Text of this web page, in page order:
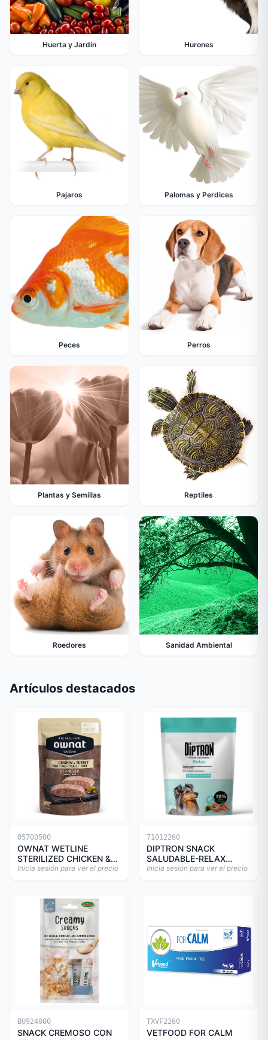
Huerta y Jardin Hurones
Pajaros Palomas y Perdices
Peces Perros
Plantas y Semillas Reptiles
Roedores Sanidad Ambiental
Artículos destacados
05700500
OWNAT WETLINE
STERILIZED CHICKEN &
TURKEY CAT 85gr
Inicia sesión para ver el precio
71012260
DIPTRON SNACK
SALUDABLE-RELAX
150GR
Inicia sesión para ver el precio
BU924000
SNACK CREMOSO CON
TXVF2260
VETFOOD FOR CALM